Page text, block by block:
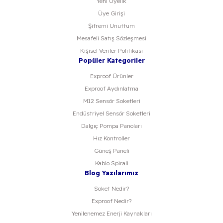
Üye Girişi
Şifremi Unuttum
Mesafeli Satış Sözleşmesi
Kişisel Veriler Politikası
Popüler Kategoriler
Exproof Ürünler
Exproof Aydınlatma
M12 Sensör Soketleri
Endüstriyel Sensör Soketleri
Dalgıç Pompa Panoları
Hız Kontroller
Güneş Paneli
Kablo Spirali
Blog Yazılarımız
Soket Nedir?
Exproof Nedir?
Yenilenemez Enerji Kaynakları